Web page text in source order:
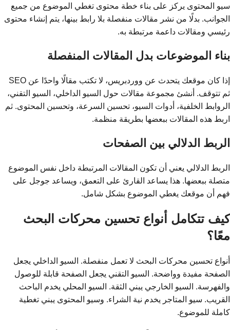
سيو المحتوى يركز على بناء خطة محتوى تغطي الموضوع من جميع
الجوانب. بدلًا من نشر مقالات منفصلة بلا رابط بينها، يتم إنشاء محتوى
رئيسي ومقالات داعمة مرتبطة به.
بناء الموضوعات بدل المقالات المنفصلة
إذا كان موقعك يتحدث عن ووردبريس، لا تكتب مقالًا واحدًا عن SEO
ثم تتوقف. أنشئ مجموعة مقالات حول السيو الداخلي، السيو التقني،
الروابط الخلفية، أدوات السيو، تحسين السرعة، وتحسين المحتوى. ثم
اربط هذه المقالات ببعضها بطريقة منظمة.
الربط الدلالي بين الصفحات
الربط الدلالي يعني أن تكون المقالات المرتبطة داخل نفس الموضوع
متصلة ببعضها. هذا يساعد القارئ على التعمق، ويساعد جوجل على
فهم أن موقعك يغطي الموضوع بشكل شامل.
كيف تتكامل أنواع تحسين محركات البحث
معًا؟
أنواع تحسين محركات البحث لا تعمل منفصلة. السيو الداخلي يجعل
الصفحة مفيدة وواضحة. السيو التقني يجعل الصفحة قابلة للوصول
والفهرسة. السيو الخارجي يبني الثقة. السيو المحلي يخدم الباحث
القريب. سيو المتاجر يخدم نية الشراء. وسيو المحتوى يبني تغطية
كاملة للموضوع.